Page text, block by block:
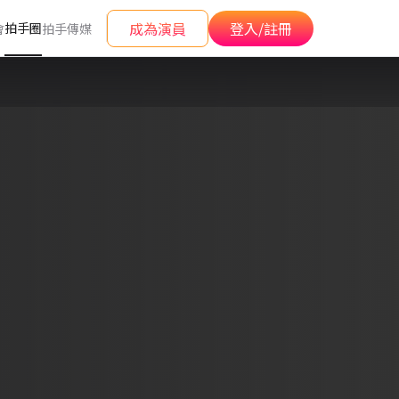
拍手圈拍手傳媒 成為演員 登入/註冊